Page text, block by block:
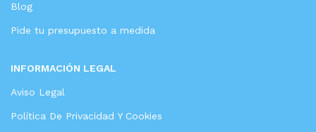
Blog
Pide tu presupuesto a medida
INFORMACIÓN LEGAL
Aviso Legal
Política De Privacidad Y Cookies